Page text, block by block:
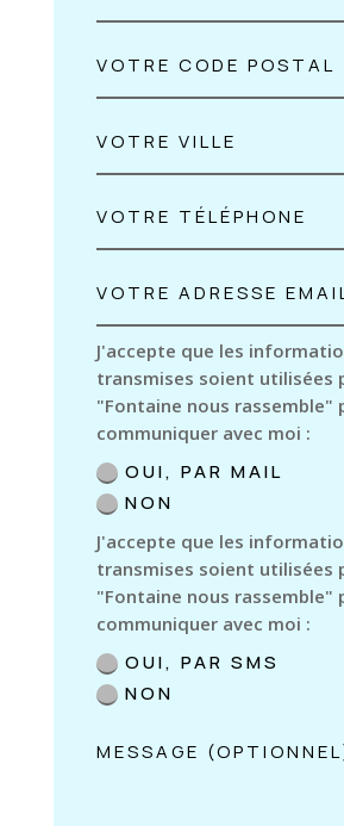
J'accepte que les
transmises soient utilisées
"Fontaine nous rassemble"
communiquer avec moi :
OUI, PAR MAIL
NON
J'accepte que les
transmises soient utilisées
"Fontaine nous rassemble"
communiquer avec moi :
OUI, PAR SMS
NON